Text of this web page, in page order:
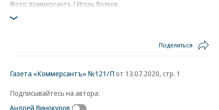
Фото: Коммерсантъ / Игорь Волков
Поделиться
Газета «Коммерсантъ» №121/П от 13.07.2020, стр. 1
Подписывайтесь на автора:
Андрей Винокуров